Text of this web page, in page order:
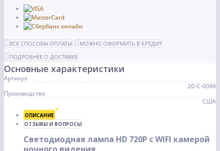
ВСЕ СПОСОБЫ ОПЛАТЫ
МОЖНО ОФОРМИТЬ В КРЕДИТ
ПОДРОБНЕЕ О ДОСТАВКЕ
Основные характеристики
Артикул
20-С-0046
Производство
США
ОПИСАНИЕ
ОТЗЫВЫ И ВОПРОСЫ
Светодиодная лампа HD 720P с WIFI камерой